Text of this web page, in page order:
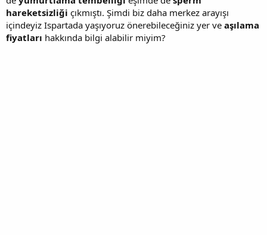
hareketsizliği çıkmıştı. Şimdi biz daha merkez arayışı
içindeyiz Ispartada yaşıyoruz önerebileceğiniz yer ve aşılama
fiyatları hakkında bilgi alabilir miyim?